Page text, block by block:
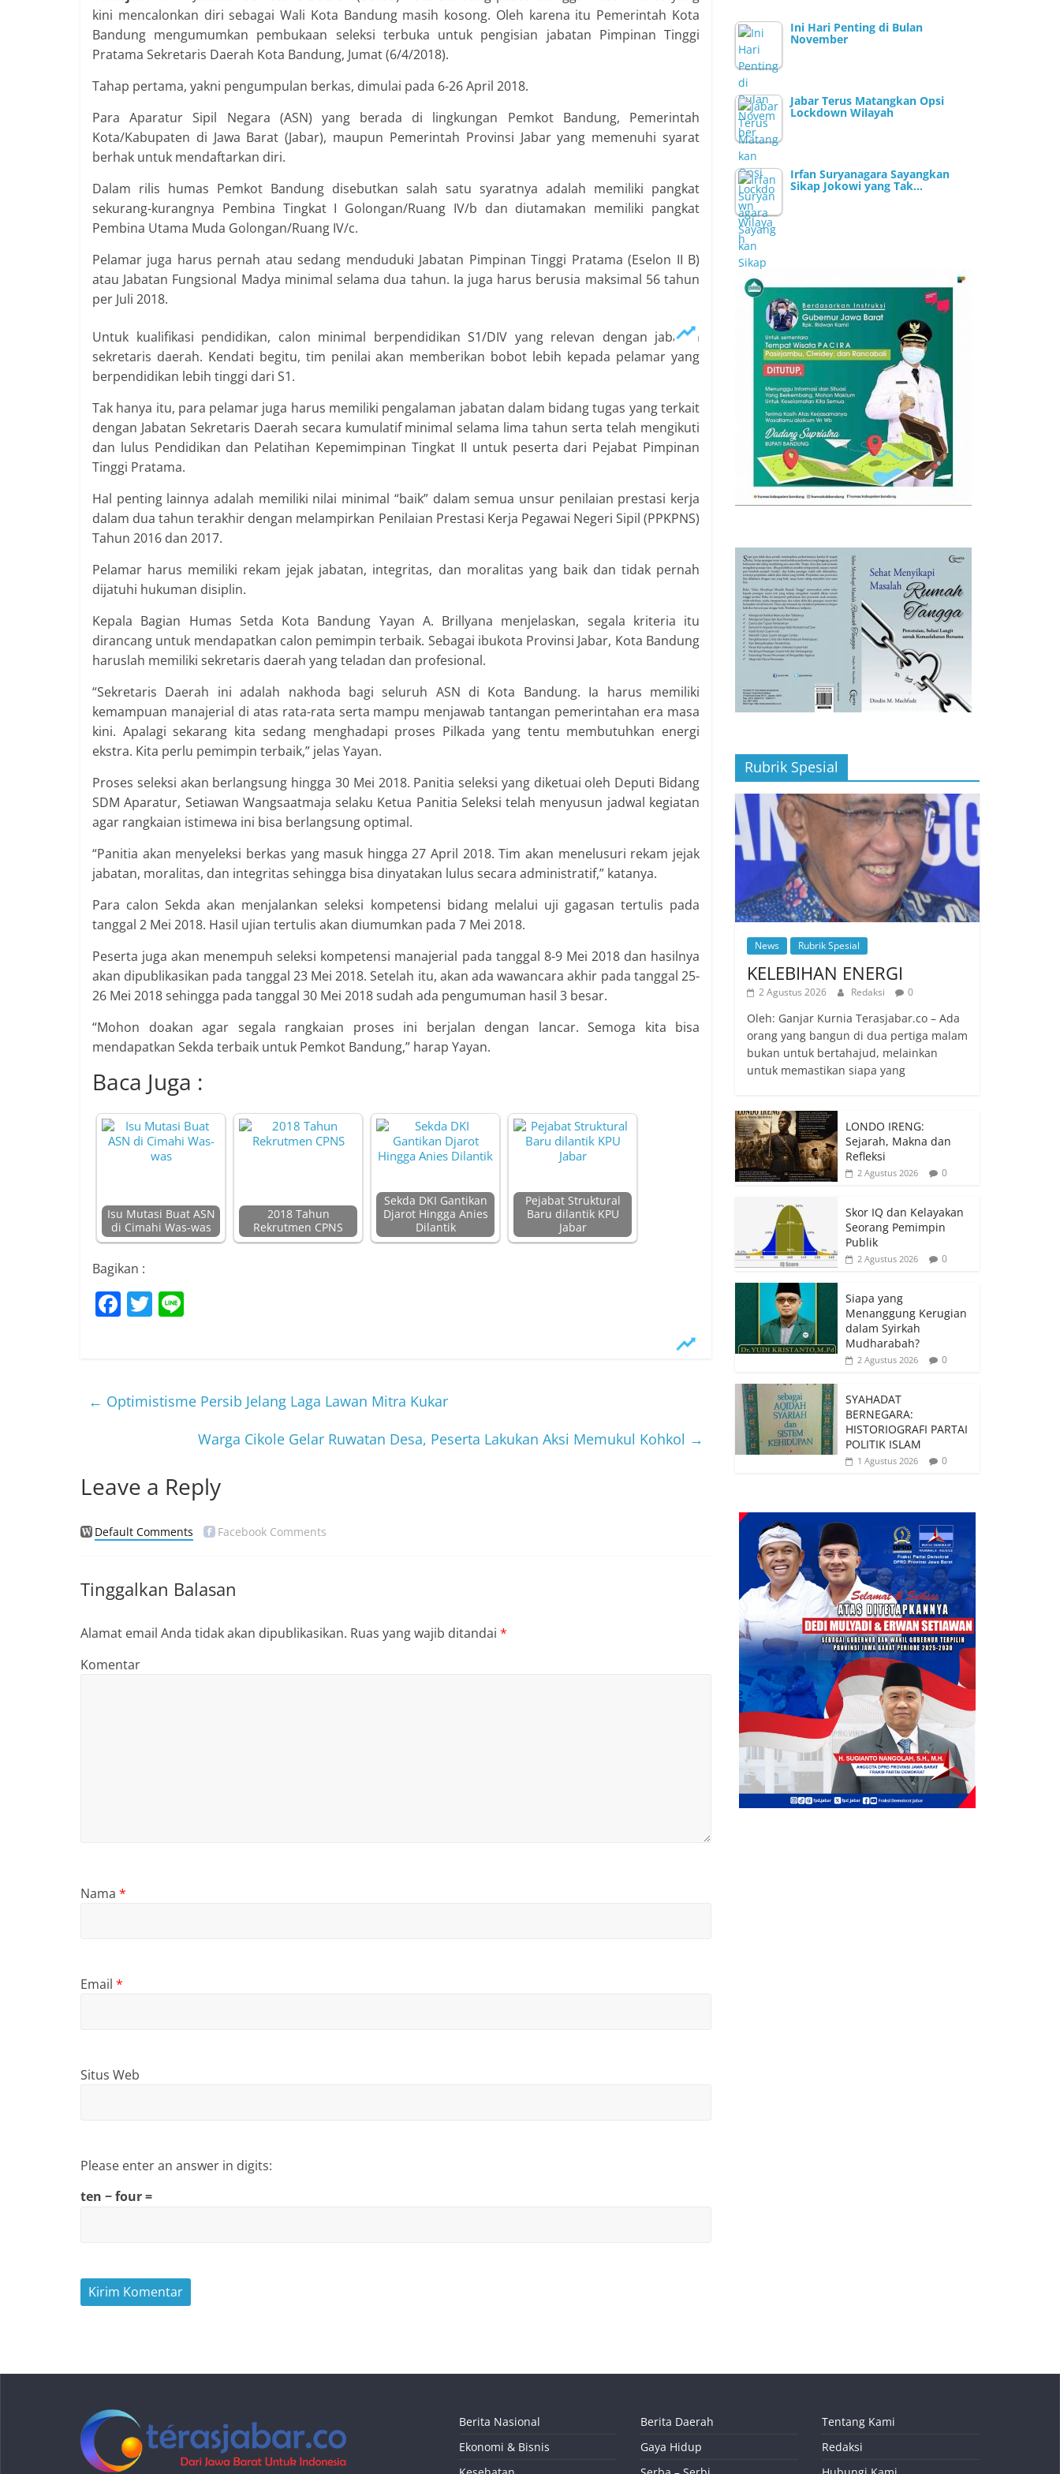
kini mencalonkan diri sebagai Wali Kota Bandung masih kosong. Oleh karena itu Pemerintah Kota
Bandung mengumumkan pembukaan seleksi terbuka untuk pengisian jabatan Pimpinan Tinggi
Pratama Sekretaris Daerah Kota Bandung, Jumat (6/4/2018).
Tahap pertama, yakni pengumpulan berkas, dimulai pada 6-26 April 2018.
Para Aparatur Sipil Negara (ASN) yang berada di lingkungan Pemkot Bandung, Pemerintah
Kota/Kabupaten di Jawa Barat (Jabar), maupun Pemerintah Provinsi Jabar yang memenuhi syarat
berhak untuk mendaftarkan diri.
Dalam rilis humas Pemkot Bandung disebutkan salah satu syaratnya adalah memiliki pangkat
sekurang-kurangnya Pembina Tingkat I Golongan/Ruang IV/b dan diutamakan memiliki pangkat
Pembina Utama Muda Golongan/Ruang IV/c.
Pelamar juga harus pernah atau sedang menduduki Jabatan Pimpinan Tinggi Pratama (Eselon II B)
atau Jabatan Fungsional Madya minimal selama dua tahun. Ia juga harus berusia maksimal 56 tahun
per Juli 2018.
Untuk kualifikasi pendidikan, calon minimal berpendidikan S1/DIV yang relevan dengan jabatan
sekretaris daerah. Kendati begitu, tim penilai akan memberikan bobot lebih kepada pelamar yang
berpendidikan lebih tinggi dari S1.
Tak hanya itu, para pelamar juga harus memiliki pengalaman jabatan dalam bidang tugas yang terkait
dengan Jabatan Sekretaris Daerah secara kumulatif minimal selama lima tahun serta telah mengikuti
dan lulus Pendidikan dan Pelatihan Kepemimpinan Tingkat II untuk peserta dari Pejabat Pimpinan
Tinggi Pratama.
Hal penting lainnya adalah memiliki nilai minimal “baik” dalam semua unsur penilaian prestasi kerja
dalam dua tahun terakhir dengan melampirkan Penilaian Prestasi Kerja Pegawai Negeri Sipil (PPKPNS)
Tahun 2016 dan 2017.
Pelamar harus memiliki rekam jejak jabatan, integritas, dan moralitas yang baik dan tidak pernah
dijatuhi hukuman disiplin.
Kepala Bagian Humas Setda Kota Bandung Yayan A. Brillyana menjelaskan, segala kriteria itu
dirancang untuk mendapatkan calon pemimpin terbaik. Sebagai ibukota Provinsi Jabar, Kota Bandung
haruslah memiliki sekretaris daerah yang teladan dan profesional.
“Sekretaris Daerah ini adalah nakhoda bagi seluruh ASN di Kota Bandung. Ia harus memiliki
kemampuan manajerial di atas rata-rata serta mampu menjawab tantangan pemerintahan era masa
kini. Apalagi sekarang kita sedang menghadapi proses Pilkada yang tentu membutuhkan energi
ekstra. Kita perlu pemimpin terbaik,” jelas Yayan.
Proses seleksi akan berlangsung hingga 30 Mei 2018. Panitia seleksi yang diketuai oleh Deputi Bidang
SDM Aparatur, Setiawan Wangsaatmaja selaku Ketua Panitia Seleksi telah menyusun jadwal kegiatan
agar rangkaian istimewa ini bisa berlangsung optimal.
“Panitia akan menyeleksi berkas yang masuk hingga 27 April 2018. Tim akan menelusuri rekam jejak
jabatan, moralitas, dan integritas sehingga bisa dinyatakan lulus secara administratif,” katanya.
Para calon Sekda akan menjalankan seleksi kompetensi bidang melalui uji gagasan tertulis pada
tanggal 2 Mei 2018. Hasil ujian tertulis akan diumumkan pada 7 Mei 2018.
Peserta juga akan menempuh seleksi kompetensi manajerial pada tanggal 8-9 Mei 2018 dan hasilnya
akan dipublikasikan pada tanggal 23 Mei 2018. Setelah itu, akan ada wawancara akhir pada tanggal 25-
26 Mei 2018 sehingga pada tanggal 30 Mei 2018 sudah ada pengumuman hasil 3 besar.
“Mohon doakan agar segala rangkaian proses ini berjalan dengan lancar. Semoga kita bisa
mendapatkan Sekda terbaik untuk Pemkot Bandung,” harap Yayan.
Baca Juga :
Isu Mutasi Buat ASN
di Cimahi Was-was
2018 Tahun
Rekrutmen CPNS
Sekda DKI Gantikan
Djarot Hingga Anies
Dilantik
Pejabat Struktural
Baru dilantik KPU
Jabar
Bagikan :
F
b
k
T
← Optimistisme Persib Jelang Laga Lawan Mitra Kukar
Warga Cikole Gelar Ruwatan Desa, Peserta Lakukan Aksi Memukul Kohkol →
Leave a Reply
Default Comments Facebook Comments
Tinggalkan Balasan
Alamat email Anda tidak akan dipublikasikan. Ruas yang wajib ditandai *
Komentar
Nama *
Email *
Situs Web
Please enter an answer in digits:
ten − four =
Ini Hari Penting di Bulan
November
Jabar Terus Matangkan Opsi
Lockdown Wilayah
Irfan Suryanagara Sayangkan
Sikap Jokowi yang Tak…
Rubrik Spesial
News Rubrik Spesial
KELEBIHAN ENERGI
2 Agustus 2026 Redaksi 0
Oleh: Ganjar Kurnia Terasjabar.co – Ada
orang yang bangun di dua pertiga malam
bukan untuk bertahajud, melainkan
untuk memastikan siapa yang
LONDO IRENG:
Sejarah, Makna dan
Refleksi
2 Agustus 2026 0
Skor IQ dan Kelayakan
Seorang Pemimpin
Publik
2 Agustus 2026 0
Siapa yang
Menanggung Kerugian
dalam Syirkah
Mudharabah?
2 Agustus 2026 0
SYAHADAT
BERNEGARA:
HISTORIOGRAFI PARTAI
POLITIK ISLAM
1 Agustus 2026 0
Berita Nasional
Ekonomi & Bisnis
Berita Daerah
Gaya Hidup
Tentang Kami
Redaksi